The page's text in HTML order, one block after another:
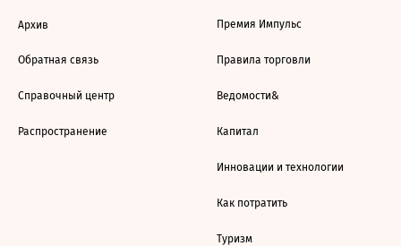
Архив
Обратная связь
Справочный центр
Распространение
Премия Импульс
Правила торговли
Ведомости&
Капитал
Инновации и технологии
Как потратить
Туризм